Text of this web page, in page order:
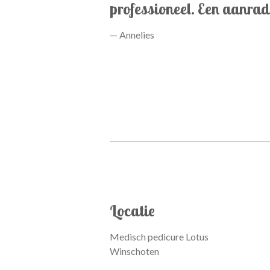
professioneel. Een
— Annelies
Locatie
Medisch pedicure Lotus
Winschoten